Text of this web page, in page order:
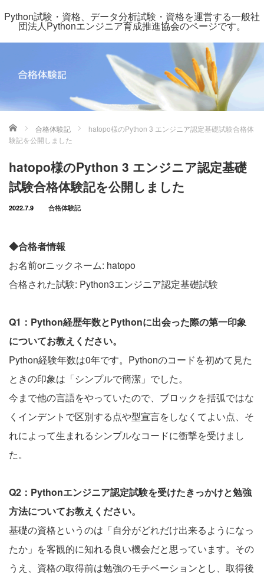
Python試験・資格、データ分析試験・資格を運営する一般社
団法人Pythonエンジニア育成推進協会のページです。
ホーム 合格体験記
hatopo様のPython 3 エンジニア認定基礎試験合格体
験記を公開しました
hatopo様のPython 3 エンジニア認定基礎
試験合格体験記を公開しました
2022.7.9 合格体験記
◆合格者情報
お名前orニックネーム: hatopo
合格された試験: Python3エンジニア認定基礎試験
Q1：Python経歴年数とPythonに出会った際の第一印象
についてお教えください。
Python経験年数は0年です。Pythonのコードを初めて見た
ときの印象は「シンプルで簡潔」でした。
今まで他の言語をやっていたので、ブロックを括弧ではな
くインデントで区別する点や型宣言をしなくてよい点、そ
れによって生まれるシンプルなコードに衝撃を受けまし
た。
Q2：Pythonエンジニア認定試験を受けたきっかけと勉強
方法についてお教えください。
基礎の資格というのは「自分がどれだけ出来るようになっ
たか」を客観的に知れる良い機会だと思っています。その
うえ、資格の取得前は勉強のモチベーションとし、取得後